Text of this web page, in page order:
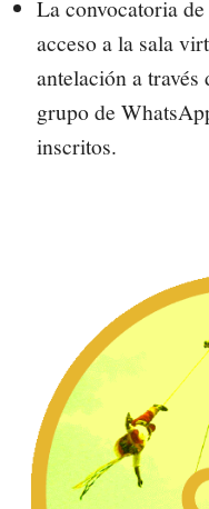
La convocatoria
acceso a la sala
antelación a
grupo de
inscritos.